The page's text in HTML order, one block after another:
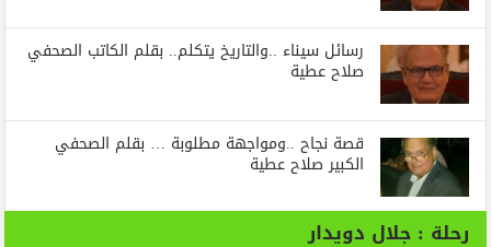
رسائل‭ ‬سيناء‭.. ‬والتاريخ‭ ‬يتكلم.. بقلم الكاتب الصحفي
صلاح عطية
قصة نجاح ..ومواجهة مطلوبة … بقلم الصحفي
الكبير صلاح عطية
رحلة : جلال دويدار